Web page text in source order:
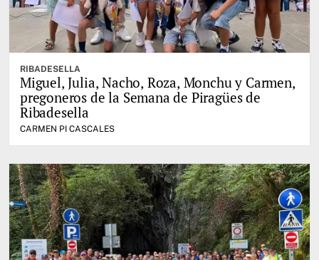
RIBADESELLA
Miguel, Julia, Nacho, Roza, Monchu y Carmen,
pregoneros de la Semana de Piragües de
Ribadesella
CARMEN PI CASCALES